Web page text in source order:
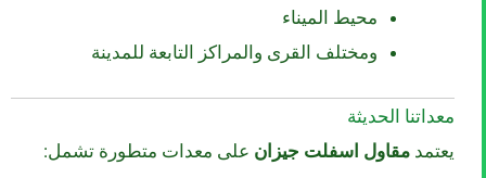
محيط الميناء
ومختلف القرى والمراكز التابعة للمدينة
معداتنا الحديثة
يعتمد مقاول اسفلت جيزان على معدات متطورة تشمل: